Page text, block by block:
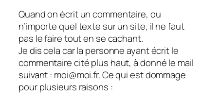
Quand on écrit un commentaire, ou
n’importe quel texte sur un site, il ne faut
pas le faire tout en se cachant.
Je dis cela car la personne ayant écrit le
commentaire cité plus haut, à donné le mail
suivant : moi@moi.fr. Ce qui est dommage
pour plusieurs raisons :